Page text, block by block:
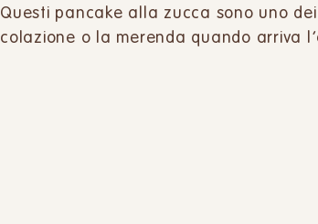
Questi pancake alla zucca sono uno
colazione o la merenda quando arriva